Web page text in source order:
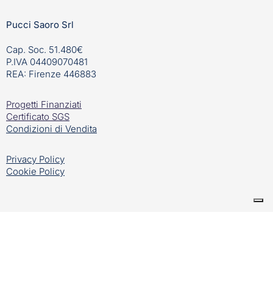
Pucci Saoro Srl
Cap. Soc. 51.480€
P.IVA 04409070481
REA: Firenze 446883
Progetti Finanziati
Certificato SGS
Condizioni di Vendita
Privacy Policy
Cookie Policy